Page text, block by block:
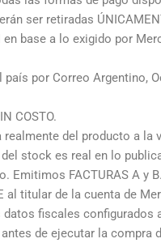
ser retiradas
base a lo exigido por
por Correo Argentino,
COSTO.
realmente del producto a la
stock es real en lo
Emitimos FACTURAS A y
al titular de la cuenta de
fiscales configurados
de ejecutar la compra